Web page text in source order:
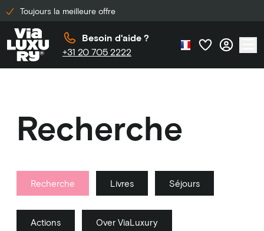
Toujours la meilleure offre
Besoin d'aide ?
+31 20 705 2222
Recherche
Recherche Livres Séjours
Actions Over ViaLuxury